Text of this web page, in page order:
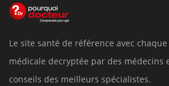
Le site santé de référence avec
médicale decryptée par des médecins
conseils des meilleurs spécialistes.